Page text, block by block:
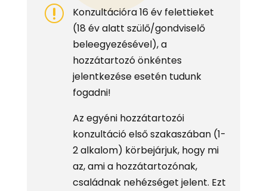
r
Konzultációra 16 év felettieket
(18 év alatt szülő/gondviselő
beleegyezésével), a
hozzátartozó önkéntes
jelentkezése esetén tudunk
fogadni!
Az egyéni hozzátartozói
konzultáció első szakaszában (1-
2 alkalom) körbejárjuk, hogy mi
az, ami a hozzátartozónak,
családnak nehézséget jelent. Ezt